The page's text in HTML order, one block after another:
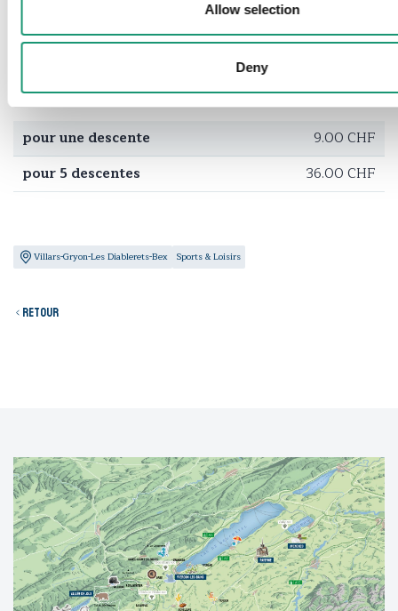
Allow selection
Deny
Alpine Coaster
pour une descente
9.00 CHF
pour 5 descentes
36.00 CHF
Villars-Gryon-Les Diablerets-Bex Sports & Loisirs
Retour